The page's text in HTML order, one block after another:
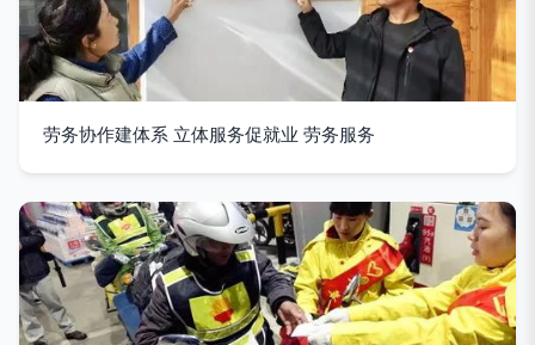
劳务协作建体系 立体服务促就业 劳务服务